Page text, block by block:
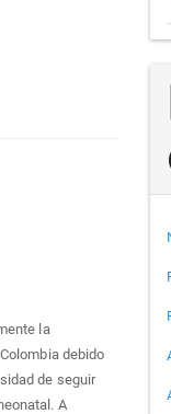
la
debido
de seguir
A